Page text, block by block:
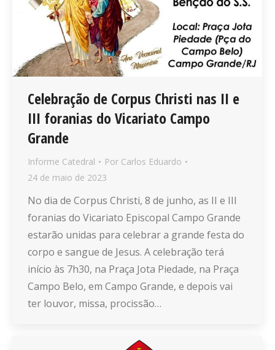
Celebração de Corpus Christi nas II e
III foranias do Vicariato Campo
Grande
Informe Catedral Por Carlos Eduardo
24 de maio de 2023
No dia de Corpus Christi, 8 de junho, as II e III
foranias do Vicariato Episcopal Campo Grande
estarão unidas para celebrar a grande festa do
corpo e sangue de Jesus. A celebração terá
início às 7h30, na Praça Jota Piedade, na Praça
Campo Belo, em Campo Grande, e depois vai
ter louvor, missa, procissão…